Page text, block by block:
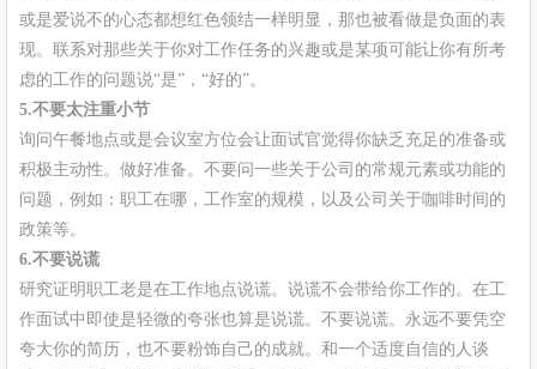
或是爱说不的心态都想红色领结一样明显，那也被看做是负面的表
现。联系对那些关于你对工作任务的兴趣或是某项可能让你有所考
虑的工作的问题说“是”，“好的”。
5.不要太注重小节
询问午餐地点或是会议室方位会让面试官觉得你缺乏充足的准备或
积极主动性。做好准备。不要问一些关于公司的常规元素或功能的
问题，例如：职工在哪，工作室的规模，以及公司关于咖啡时间的
政策等。
6.不要说谎
研究证明职工老是在工作地点说谎。说谎不会带给你工作的。在工
作面试中即使是轻微的夸张也算是说谎。不要说谎。永远不要凭空
夸大你的简历，也不要粉饰自己的成就。和一个适度自信的人谈